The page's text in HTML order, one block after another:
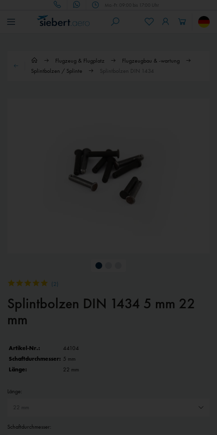
Mo.-Fr. 09:00 bis 17:00 Uhr
Flugzeug & Flugplatz
Flugzeugbau & -wartung
Splintbolzen / Splinte
Splintbolzen DIN 1434
(2)
Splintbolzen DIN 1434 5 mm 22
mm
Artikel-Nr.:
44104
Schaftdurchmesser: 5 mm
Länge:
22 mm
Länge:
Schaftdurchmesser: